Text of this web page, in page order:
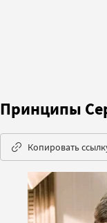
Принципы
Копировать